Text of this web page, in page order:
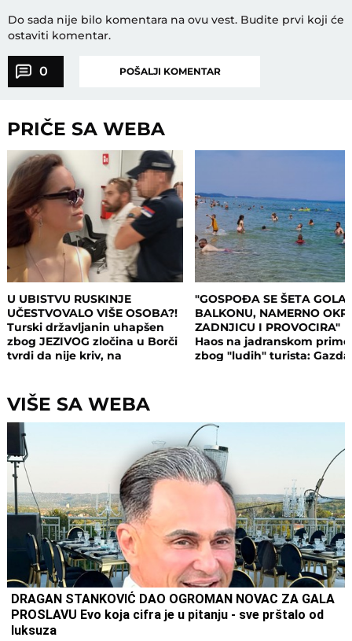
Do sada nije bilo komentara na ovu vest. Budite prvi koji će
ostaviti komentar.
0 POŠALJI KOMENTAR
PRIČE SA WEBA
U UBISTVU RUSKINJE
UČESTVOVALO VIŠE OSOBA?!
Turski državljanin uhapšen
zbog JEZIVOG zločina u Borči
tvrdi da nije kriv, na
odnosu bili
"GOSPOĐA SE ŠETA GOLA
BALKONU, NAMERNO
ZADNJICU I PROVOCIRA"
Haos na jadranskom
zbog "ludih" turista:
VIŠE SA WEBA
DRAGAN STANKOVIĆ DAO OGROMAN NOVAC ZA GALA
PROSLAVU Evo koja cifra je u pitanju - sve prštalo od
luksuza